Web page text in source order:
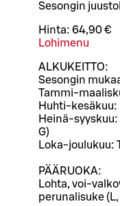
Sesongin
Hinta: 64,90 €
Lohimenu
ALKUKEITTO:
Sesongin
Tammi-
Huhti-kesäkuu:
Heinä-
G)
Loka-joulukuu:
PÄÄRUOKA:
Lohta, voi-
perunalisuke (L,